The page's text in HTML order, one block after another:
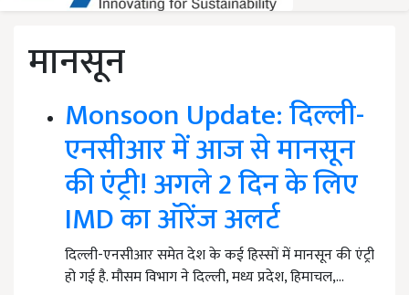
मानसून
Monsoon Update: दिल्ली-
एनसीआर में आज से मानसून
की एंट्री! अगले 2 दिन के लिए
IMD का ऑरेंज अलर्ट
दिल्ली-एनसीआर समेत देश के कई हिस्सों में मानसून की एंट्री
हो गई है. मौसम विभाग ने दिल्ली, मध्य प्रदेश, हिमाचल,…